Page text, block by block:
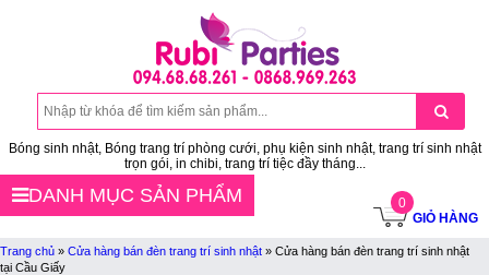
Bóng sinh nhật, Bóng trang trí phòng cưới, phụ kiện sinh nhật, trang trí sinh nhật
trọn gói, in chibi, trang trí tiệc đầy tháng...
0
GIỎ HÀNG
DANH MỤC SẢN PHẨM
Trang chủ » Cửa hàng bán đèn trang trí sinh nhật » Cửa hàng bán đèn trang trí sinh nhật
tại Cầu Giấy